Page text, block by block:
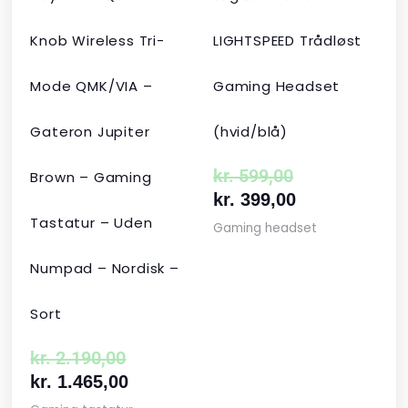
Knob Wireless Tri-
Mode QMK/VIA –
Gateron Jupiter
Brown – Gaming
Tastatur – Uden
Numpad – Nordisk –
Sort
kr.2.190,00
kr. 1.465,00
LIGHTSPEED Trådløst
Gaming Headset
(hvid/blå)
kr.599,00
kr. 399,00
Gaming headset